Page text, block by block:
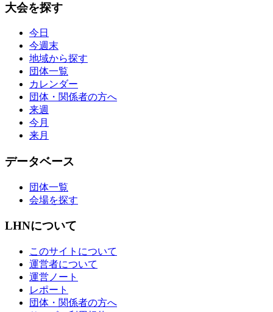
大会を探す
今日
今週末
地域から探す
団体一覧
カレンダー
団体・関係者の方へ
来週
今月
来月
データベース
団体一覧
会場を探す
LHNについて
このサイトについて
運営者について
運営ノート
レポート
団体・関係者の方へ